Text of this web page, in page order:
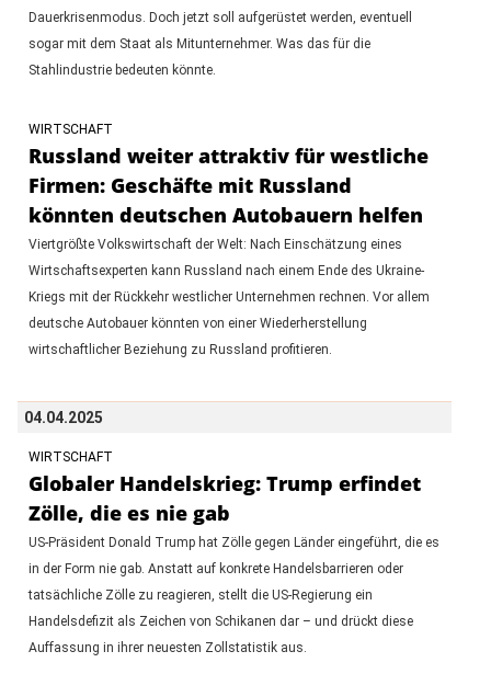
Dauerkrisenmodus. Doch jetzt soll aufgerüstet werden, eventuell
sogar mit dem Staat als Mitunternehmer. Was das für die
Stahlindustrie bedeuten könnte.
WIRTSCHAFT
Russland weiter attraktiv für westliche
Firmen: Geschäfte mit Russland
könnten deutschen Autobauern helfen
Viertgrößte Volkswirtschaft der Welt: Nach Einschätzung eines
Wirtschaftsexperten kann Russland nach einem Ende des Ukraine-
Kriegs mit der Rückkehr westlicher Unternehmen rechnen. Vor allem
deutsche Autobauer könnten von einer Wiederherstellung
wirtschaftlicher Beziehung zu Russland profitieren.
04.04.2025
WIRTSCHAFT
Globaler Handelskrieg: Trump erfindet
Zölle, die es nie gab
US-Präsident Donald Trump hat Zölle gegen Länder eingeführt, die es
in der Form nie gab. Anstatt auf konkrete Handelsbarrieren oder
tatsächliche Zölle zu reagieren, stellt die US-Regierung ein
Handelsdefizit als Zeichen von Schikanen dar – und drückt diese
Auffassung in ihrer neuesten Zollstatistik aus.